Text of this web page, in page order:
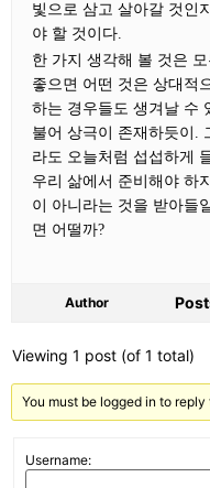
빛으로 삼고 살아갈 것인
야 할 것이다.
한 가지 생각해 볼 것은
좋으면 어떤 것은 상대적
하는 경우들도 생겨날 수
불어 상극이 존재하듯이.
라도 오늘처럼 섭섭하게
우리 삶에서 준비해야 하
이 아니라는 것을 받아들
면 어떨까?
Author
Viewing 1 post (of 1 total)
You must be logged in to
Username: